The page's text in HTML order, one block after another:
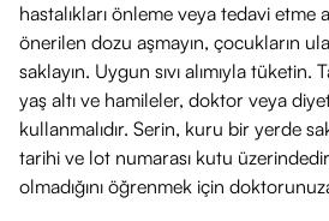
hastalıkları önleme veya tedavi etme
önerilen dozu aşmayın, çocukların
saklayın. Uygun sıvı alımıyla tüketin.
yaş altı ve hamileler, doktor veya
kullanmalıdır. Serin, kuru bir yerde
tarihi ve lot numarası kutu
olmadığını öğrenmek için